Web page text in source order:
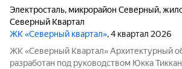
Электросталь, микрорайон Северный,
Северный Квартал
ЖК «Северный квартал», 4 квартал 2026
ЖК «Северный Квартал» Архитектурный облик комплекса
разработан под руководством Юкка Тикканена